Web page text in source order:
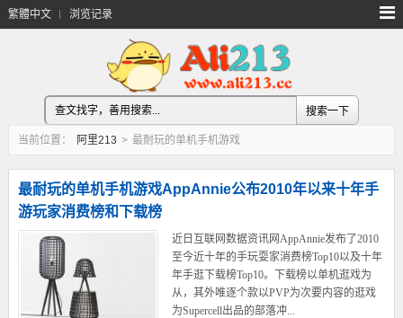
繁體中文 浏览记录
当前位置： 阿里213 > 最耐玩的单机手机游戏
最耐玩的单机手机游戏AppAnnie公布2010年以来十年手
游玩家消费榜和下载榜
近日互联网数据资讯网AppAnnie发布了2010
至今近十年的手玩耍家消费榜Top10以及十年
年手逛下载榜Top10。下载榜以单机逛戏为
从，其外唯逐个款以PVP为次要内容的逛戏
为Supercell出品的部落冲...